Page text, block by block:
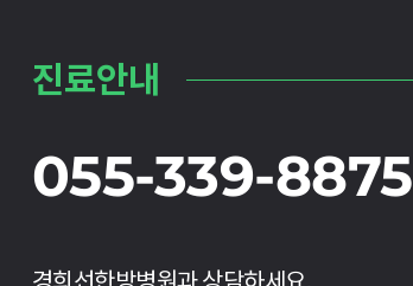
진료안내
055-339-8875